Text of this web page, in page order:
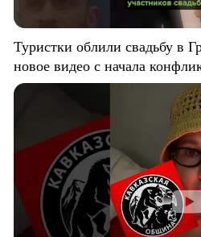
Туристки облили свадьбу в
новое видео с начала